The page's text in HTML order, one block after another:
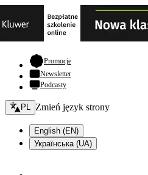
Promocje- otwiera się w nowej karcie
Newsletter
Podcasty
Zmień język - bieżący:
PL Zmień język strony
English (EN)
Українська (UA)